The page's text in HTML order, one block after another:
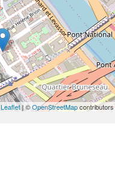
Leaflet| ©OpenStreetMapcontributors